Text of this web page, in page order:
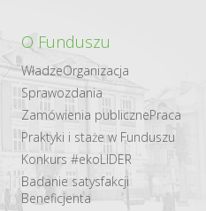
O Funduszu
WładzeOrganizacja
Sprawozdania
Zamówienia publicznePraca
Praktyki i staże w Funduszu
Konkurs #ekoLIDER
Badanie satysfakcji
Beneficjenta